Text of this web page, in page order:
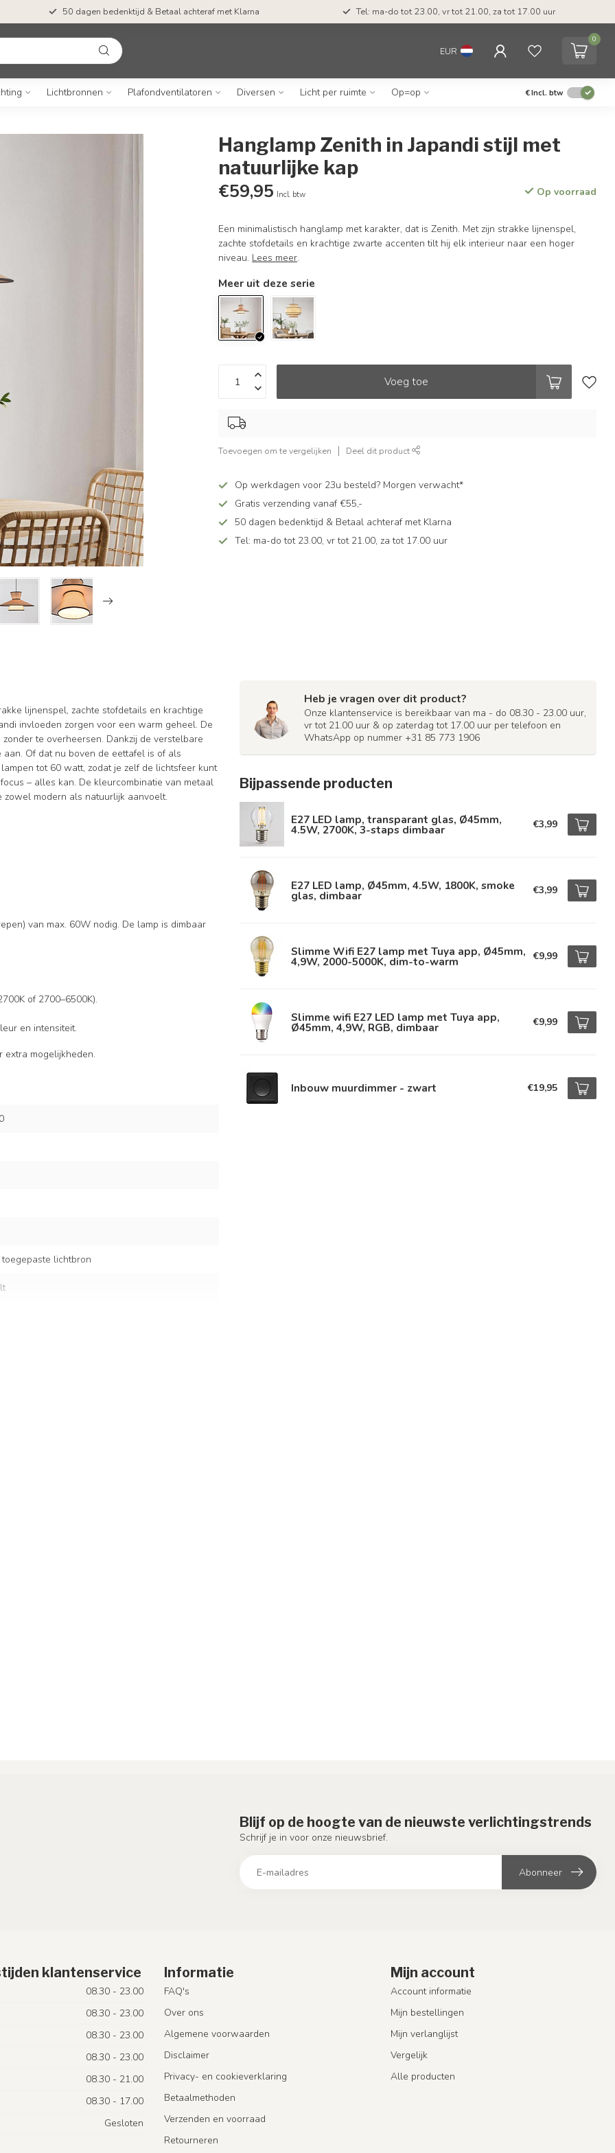
50 dagen bedenktijd & Betaal achteraf met Klarna Tel: ma-do tot 23.00, vr tot 21.00, za tot 17.00 uur
EUR
0
Lichtbronnen Plafondventilatoren Diversen Licht per ruimte Op=op €Incl. btw
Hanglamp Zenith in Japandi stijl met
natuurlijke kap
€59,95 Incl. btw Op voorraad
Een minimalistisch hanglamp met karakter, dat is Zenith. Met zijn strakke lijnenspel,
zachte stofdetails en krachtige zwarte accenten tilt hij elk interieur naar een hoger
niveau. Lees meer.
Meer uit deze serie
Voeg toe
Toevoegen om te vergelijken Deel dit product
Op werkdagen voor 23u besteld? Morgen verwacht*
Gratis verzending vanaf €55,-
50 dagen bedenktijd & Betaal achteraf met Klarna
Tel: ma-do tot 23.00, vr tot 21.00, za tot 17.00 uur
lijnenspel, zachte stofdetails en krachtige
invloeden zorgen voor een warm geheel. De
te overheersen. Dankzij de verstelbare
Of dat nu boven de eettafel is of als
tot 60 watt, zodat je zelf de lichtsfeer kunt
– alles kan. De kleurcombinatie van metaal
modern als natuurlijk aanvoelt.
van max. 60W nodig. De lamp is dimbaar
of 2700–6500K).
en intensiteit.
extra mogelijkheden.
lichtbron
Heb je vragen over dit product?
Onze klantenservice is bereikbaar van ma - do 08.30 - 23.00 uur,
vr tot 21.00 uur & op zaterdag tot 17.00 uur per telefoon en
WhatsApp op nummer +31 85 773 1906
Bijpassende producten
E27 LED lamp, transparant glas, Ø45mm,
4.5W, 2700K, 3-staps dimbaar €3,99
E27 LED lamp, Ø45mm, 4.5W, 1800K, smoke
glas, dimbaar €3,99
Slimme Wifi E27 lamp met Tuya app, Ø45mm,
4,9W, 2000-5000K, dim-to-warm €9,99
Slimme wifi E27 LED lamp met Tuya app,
Ø45mm, 4,9W, RGB, dimbaar €9,99
Inbouw muurdimmer - zwart €19,95
Blijf op de hoogte van de nieuwste verlichtingstrends
Schrijf je in voor onze nieuwsbrief.
Abonneer
klantenservice
08.30 - 23.00
08.30 - 23.00
08.30 - 23.00
08.30 - 23.00
08.30 - 21.00
08.30 - 17.00
Gesloten
Informatie
FAQ's
Over ons
Algemene voorwaarden
Disclaimer
Privacy- en cookieverklaring
Betaalmethoden
Verzenden en voorraad
Retourneren
Mijn account
Account informatie
Mijn bestellingen
Mijn verlanglijst
Vergelijk
Alle producten